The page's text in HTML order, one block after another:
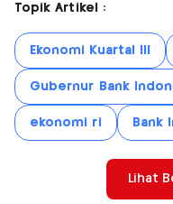
Topik Artikel :
Ekonomi Kuartal III
Gubernur Bank
ekonomi ri Bank
Lihat